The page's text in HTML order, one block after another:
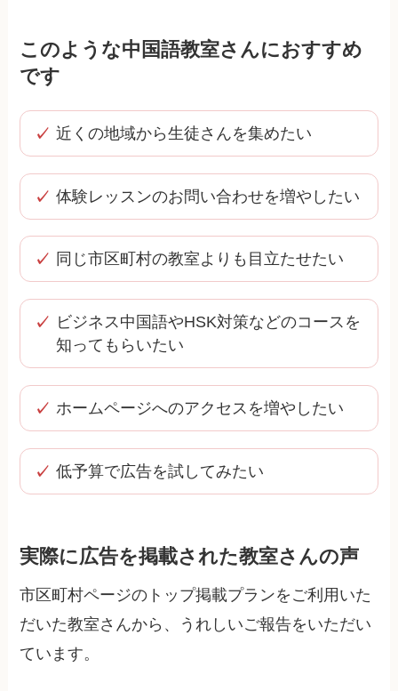
このような中国語教室さんにおすすめ
です
近くの地域から生徒さんを集めたい
体験レッスンのお問い合わせを増やしたい
同じ市区町村の教室よりも目立たせたい
ビジネス中国語やHSK対策などのコースを
知ってもらいたい
ホームページへのアクセスを増やしたい
低予算で広告を試してみたい
実際に広告を掲載された教室さんの声
市区町村ページのトップ掲載プランをご利用いた
だいた教室さんから、うれしいご報告をいただい
ています。